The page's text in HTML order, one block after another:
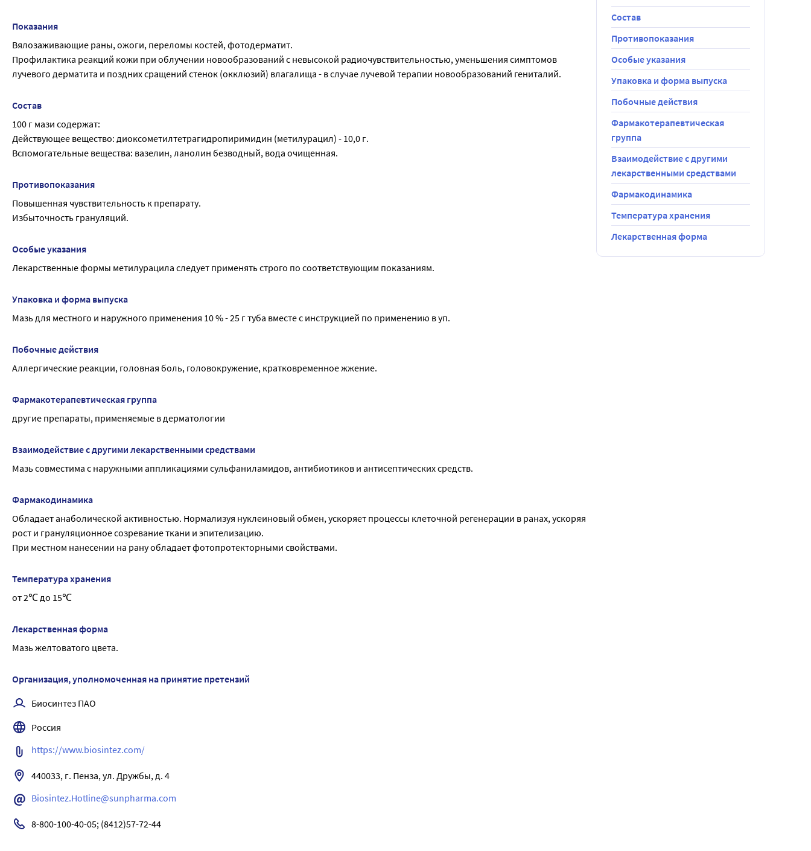
Показания
Вялозаживающие раны, ожоги, переломы костей, фотодерматит.
Профилактика реакций кожи при облучении новообразований с невысокой радиочувствительностью, уменьшения симптомов
лучевого дерматита и поздних сращений стенок (окклюзий) влагалища - в случае лучевой терапии новообразований гениталий.
Состав
100 г мази содержат:
Действующее вещество: диоксометилтетрагидропиримидин (метилурацил) - 10,0 г.
Вспомогательные вещества: вазелин, ланолин безводный, вода очищенная.
Противопоказания
Повышенная чувствительность к препарату.
Избыточность грануляций.
Особые указания
Лекарственные формы метилурацила следует применять строго по соответствующим показаниям.
Упаковка и форма выпуска
Мазь для местного и наружного применения 10 % - 25 г туба вместе с инструкцией по применению в уп.
Побочные действия
Аллергические реакции, головная боль, головокружение, кратковременное жжение.
Фармакотерапевтическая группа
другие препараты, применяемые в дерматологии
Взаимодействие с другими лекарственными средствами
Мазь совместима с наружными аппликациями сульфаниламидов, антибиотиков и антисептических средств.
Фармакодинамика
Обладает анаболической активностью. Нормализуя нуклеиновый обмен, ускоряет процессы клеточной регенерации в ранах, ускоряя
рост и грануляционное созревание ткани и эпителизацию.
При местном нанесении на рану обладает фотопротекторными свойствами.
Температура хранения
от 2℃ до 15℃
Лекарственная форма
Мазь желтоватого цвета.
Состав
Противопоказания
Особые указания
Упаковка и форма выпуска
Побочные действия
Фармакотерапевтическая
группа
Взаимодействие с другими
лекарственными средствами
Фармакодинамика
Температура хранения
Лекарственная форма
Организация, уполномоченная на принятие претензий
Биосинтез ПАО
Россия
https://www.biosintez.com/
440033, г. Пенза, ул. Дружбы, д. 4
Biosintez.Hotline@sunpharma.com
8-800-100-40-05; (8412)57-72-44